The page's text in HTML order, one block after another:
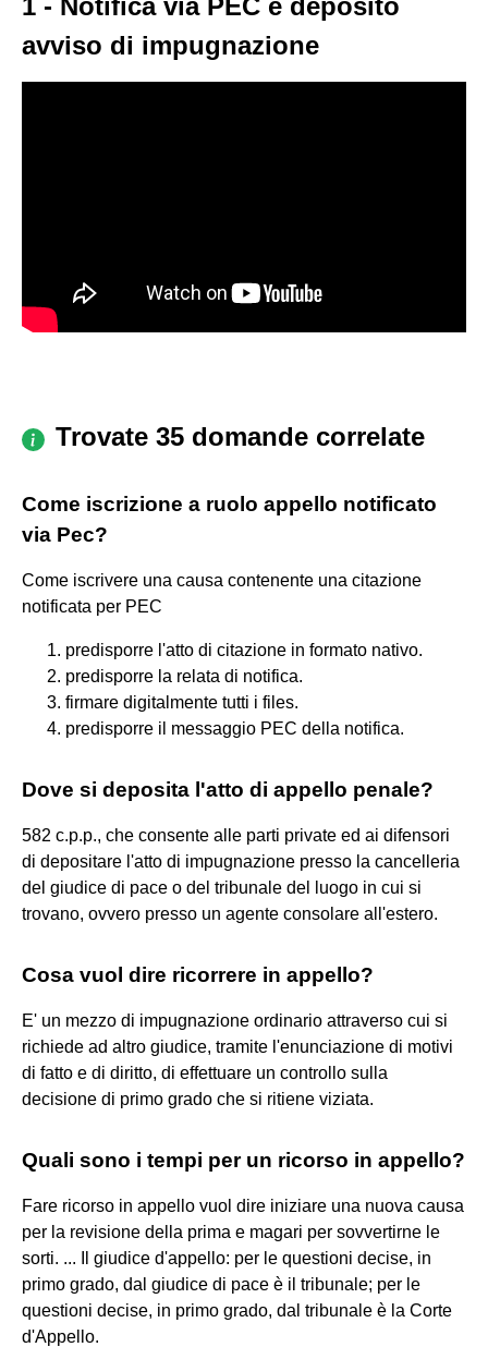
1 - Notifica via PEC e deposito
avviso di impugnazione
Trovate 35 domande correlate
Come iscrizione a ruolo appello notificato
via Pec?
Come iscrivere una causa contenente una citazione
notificata per PEC
predisporre l'atto di citazione in formato nativo.
predisporre la relata di notifica.
firmare digitalmente tutti i files.
predisporre il messaggio PEC della notifica.
Dove si deposita l'atto di appello penale?
582 c.p.p., che consente alle parti private ed ai difensori
di depositare l'atto di impugnazione presso la cancelleria
del giudice di pace o del tribunale del luogo in cui si
trovano, ovvero presso un agente consolare all'estero.
Cosa vuol dire ricorrere in appello?
E' un mezzo di impugnazione ordinario attraverso cui si
richiede ad altro giudice, tramite l'enunciazione di motivi
di fatto e di diritto, di effettuare un controllo sulla
decisione di primo grado che si ritiene viziata.
Quali sono i tempi per un ricorso in appello?
Fare ricorso in appello vuol dire iniziare una nuova causa
per la revisione della prima e magari per sovvertirne le
sorti. ... Il giudice d'appello: per le questioni decise, in
primo grado, dal giudice di pace è il tribunale; per le
questioni decise, in primo grado, dal tribunale è la Corte
d'Appello.